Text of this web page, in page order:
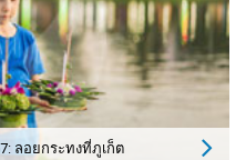
ลอยกระทงที่ภูเก็ต